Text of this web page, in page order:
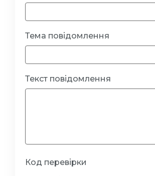
Тема повідомлення
Текст повідомлення
Код перевірки